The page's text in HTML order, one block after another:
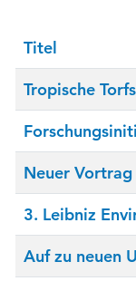
Titel
Tropische
Neuer
3. Leibniz
Auf zu neuen